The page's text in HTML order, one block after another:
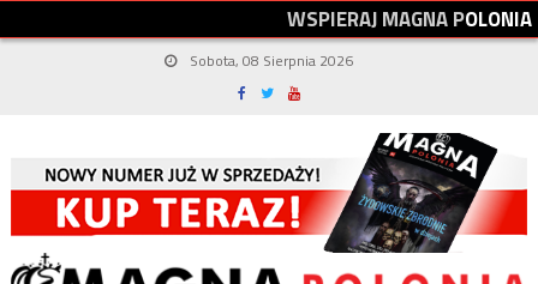
WSPIERAJMAGNAPOLONIA
Sobota, 08 Sierpnia 2026